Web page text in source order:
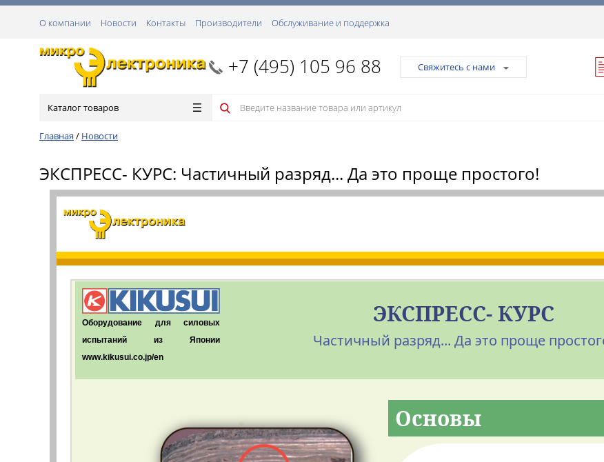
О компании Новости Контакты Производители Обслуживание и поддержка
+7 (495) 105 96 88 Свяжитесь с нами
Каталог товаров
Главная / Новости
ЭКСПРЕСС- КУРС: Частичный разряд... Да это проще простого!
Оборудование для силовых
испытаний из Японии
www.kikusui.co.jp/en
ЭКСПРЕСС- КУРС
Частичный разряд... Да это проще
Основы